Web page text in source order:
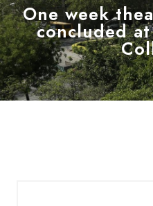
One week
concluded